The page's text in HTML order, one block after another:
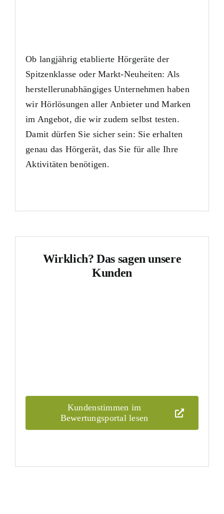
Ob langjährig etablierte Hörgeräte der
Spitzenklasse oder Markt-Neuheiten: Als
herstellerunabhängiges Unternehmen haben
wir Hörlösungen aller Anbieter und Marken
im Angebot, die wir zudem selbst testen.
Damit dürfen Sie sicher sein: Sie erhalten
genau das Hörgerät, das Sie für alle Ihre
Aktivitäten benötigen.
Wirklich? Das sagen unsere
Kunden
Kundenstimmen im
Bewertungsportal lesen